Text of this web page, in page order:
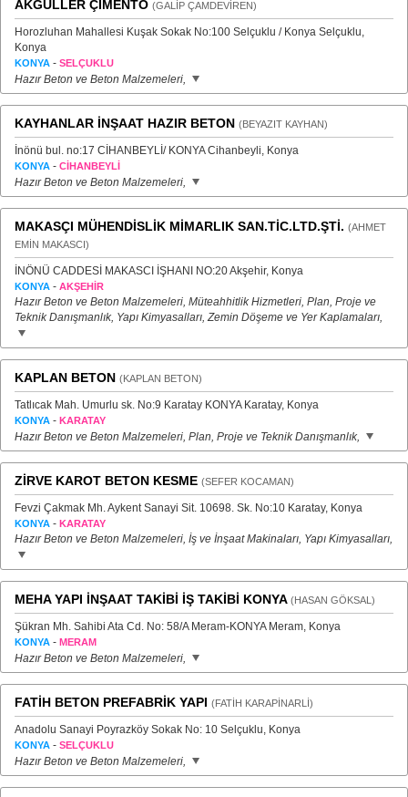
AKGÜLLER ÇİMENTO (GALİP ÇAMDEVİREN)
Horozluhan Mahallesi Kuşak Sokak No:100 Selçuklu / Konya Selçuklu,
Konya
KONYA - SELÇUKLU
Hazır Beton ve Beton Malzemeleri,
KAYHANLAR İNŞAAT HAZIR BETON (BEYAZIT KAYHAN)
İnönü bul. no:17 CİHANBEYLİ/ KONYA Cihanbeyli, Konya
KONYA - CİHANBEYLİ
Hazır Beton ve Beton Malzemeleri,
MAKASÇI MÜHENDİSLİK MİMARLIK SAN.TİC.LTD.ŞTİ. (AHMET
EMİN MAKASCI)
İNÖNÜ CADDESİ MAKASCI İŞHANI NO:20 Akşehir, Konya
KONYA - AKŞEHİR
Hazır Beton ve Beton Malzemeleri, Müteahhitlik Hizmetleri, Plan, Proje ve
Teknik Danışmanlık, Yapı Kimyasalları, Zemin Döşeme ve Yer Kaplamaları,
KAPLAN BETON (KAPLAN BETON)
Tatlıcak Mah. Umurlu sk. No:9 Karatay KONYA Karatay, Konya
KONYA - KARATAY
Hazır Beton ve Beton Malzemeleri, Plan, Proje ve Teknik Danışmanlık,
ZİRVE KAROT BETON KESME (SEFER KOCAMAN)
Fevzi Çakmak Mh. Aykent Sanayi Sit. 10698. Sk. No:10 Karatay, Konya
KONYA - KARATAY
Hazır Beton ve Beton Malzemeleri, İş ve İnşaat Makinaları, Yapı Kimyasalları,
MEHA YAPI İNŞAAT TAKİBİ İŞ TAKİBİ KONYA (HASAN GÖKSAL)
Şükran Mh. Sahibi Ata Cd. No: 58/A Meram-KONYA Meram, Konya
KONYA - MERAM
Hazır Beton ve Beton Malzemeleri,
FATİH BETON PREFABRİK YAPI (FATİH KARAPİNARLİ)
Anadolu Sanayi Poyrazköy Sokak No: 10 Selçuklu, Konya
KONYA - SELÇUKLU
Hazır Beton ve Beton Malzemeleri,